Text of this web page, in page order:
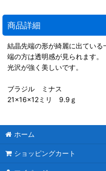
商品詳細
結晶先端の形が綺麗に出ている
端の方は透明感が見られます。
光沢が強く美しいです。
ブラジル ミナス
21×16×12ミリ 9.9ｇ
ホーム
ショッピングカート